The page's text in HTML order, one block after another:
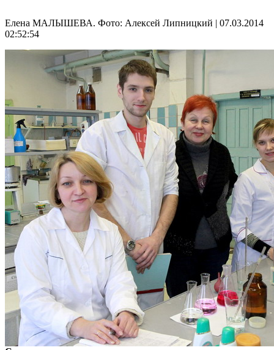
Елена МАЛЫШЕВА. Фото: Алексей Липницкий | 07.03.2014
02:52:54